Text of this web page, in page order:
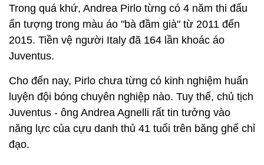
Trong quá khứ, Andrea Pirlo từng có 4 năm thi đấu
ấn tượng trong màu áo "bà đầm già" từ 2011 đến
2015. Tiền vệ người Italy đã 164 lần khoác áo
Juventus.
Cho đến nay, Pirlo chưa từng có kinh nghiệm huấn
luyện đội bóng chuyên nghiệp nào. Tuy thế, chủ tịch
Juventus - ông Andrea Agnelli rất tin tưởng vào
năng lực của cựu danh thủ 41 tuổi trên băng ghế chỉ
đạo.